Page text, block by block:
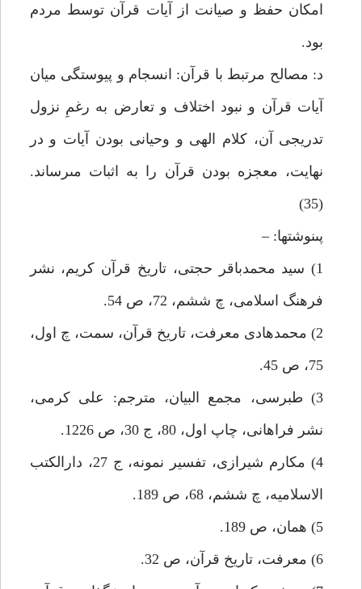
امكان حفظ و صيانت از آيات قرآن توسط مردم
بود.
د: مصالح مرتبط با قرآن: انسجام و پيوستگى ميان
آيات قرآن و نبود اختلاف و تعارض به رغمِ نزول
تدريجى آن، كلام الهى و وحيانى بودن آيات و در
نهايت، معجزه بودن قرآن را به اثبات مى‏رساند.
(35)
پى‏نوشت‏ها: –
1) سيد محمدباقر حجتى، تاريخ قرآن كريم، نشر
فرهنگ اسلامى، چ ششم، 72، ص 54.
2) محمدهادى معرفت، تاريخ قرآن، سمت، چ اول،
75، ص 45.
3) طبرسى، مجمع البيان، مترجم: على كرمى،
نشر فراهانى، چاپ اول، 80، ج 30، ص 1226.
4) مكارم شيرازى، تفسير نمونه، ج 27، دارالكتب
الاسلاميه، چ ششم، 68، ص 189.
5) همان، ص 189.
6) معرفت، تاريخ قرآن، ص 32.